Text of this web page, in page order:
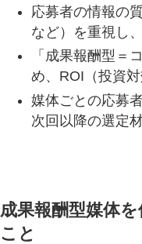
応募者の情報の
など）を重視し
「成果報酬型＝
め、ROI（投資
媒体ごとの応募
次回以降の選定
成果報酬型媒体
こと